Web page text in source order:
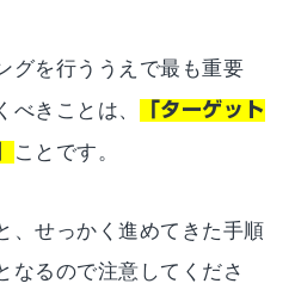
グを行ううえで最も重要
べきことは、
「ターゲット
ことです。
、せっかく進めてきた手順
なるので注意してくださ